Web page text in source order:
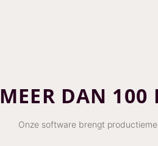
MEER DAN 100
Onze software brengt